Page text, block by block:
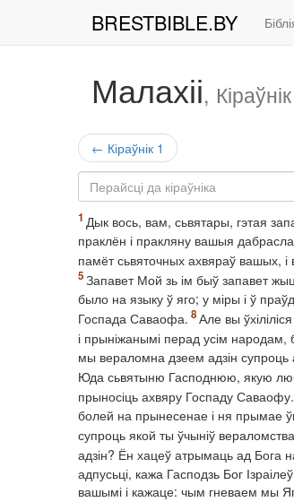
BRESTBIBLE.BY
Малахіі,
← Кіраўнік 1
Дык вось, вам, сьвятары, гэтая
праклён і пракляну вашыя
памёт сьвяточных ахвяраў вашых, і
Запавет Мой зь ім быў запавет
было на языку ў яго; у міры і ў
Госпада Саваофа.
Але вы
і прыніжанымі перад усім народам,
мы вераломна дзеем адзін
Юда сьвятыню Гасподнюю, якую
прыносіць ахвяру Госпаду Саваофу.
болей на прынесенае і ня прымае
супроць якой ты ўчыніў
адзін? Ён хацеў атрымаць ад Бога
адпусьці, кажа Гасподзь Бог
вашымі і кажаце: чым гневаем мы